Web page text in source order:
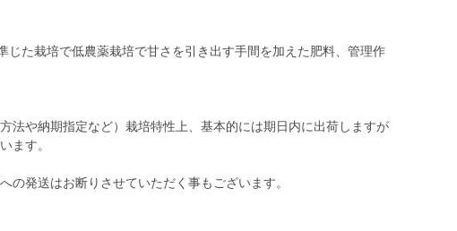
じた栽培で低農薬栽培で甘さを引き出す手間を加えた肥料、管理作
法や納期指定など）栽培特性上、基本的には期日内に出荷しますが
ます。
の発送はお断りさせていただく事もございます。